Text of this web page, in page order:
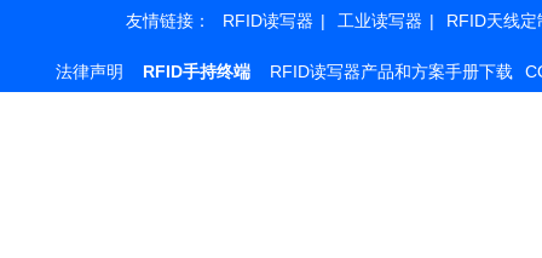
友情链接： RFID读写器 | 工业读写器 | RFID天线定
法律声明 RFID手持终端 RFID读写器产品和方案手册下载